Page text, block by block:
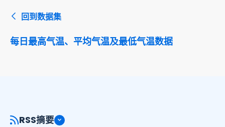
回到数据集
每日最高气温、平均气温及最低气温数据
RSS摘要